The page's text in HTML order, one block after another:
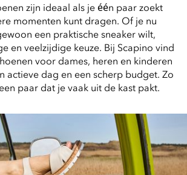
zijn ideaal als je één paar zoekt
momenten kunt dragen. Of je nu
een praktische sneaker wilt,
en veelzijdige keuze. Bij Scapino vind
voor dames, heren en kinderen
actieve dag en een scherp budget. Zo
paar dat je vaak uit de kast pakt.